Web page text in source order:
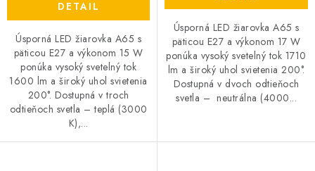
DETAIL
Úsporná LED žiarovka A65 s
päticou E27 a výkonom 15 W
ponúka vysoký svetelný tok
1600 lm a široký uhol svietenia
200°. Dostupná v troch
odtieňoch svetla – teplá (3000
K),...
Úsporná LED žiarovka A65 s
päticou E27 a výkonom 17 W
ponúka vysoký svetelný tok 1710
lm a široký uhol svietenia 200°.
Dostupná v dvoch odtieňoch
svetla – neutrálna (4000...